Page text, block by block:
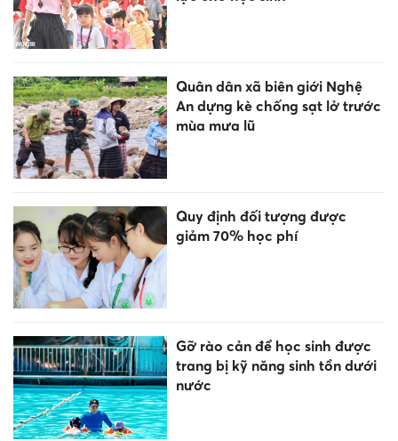
Quân dân xã biên giới Nghệ
An dựng kè chống sạt lở trước
mùa mưa lũ
Quy định đối tượng được
giảm 70% học phí
Gỡ rào cản để học sinh được
trang bị kỹ năng sinh tồn dưới
nước